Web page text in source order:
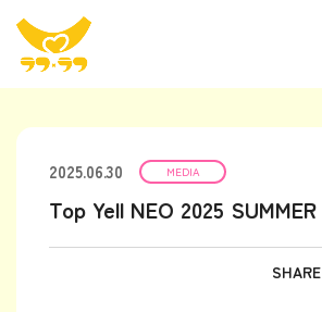
2025.06.30 MEDIA
Top Yell NEO 2025 SUMMER
SHARE